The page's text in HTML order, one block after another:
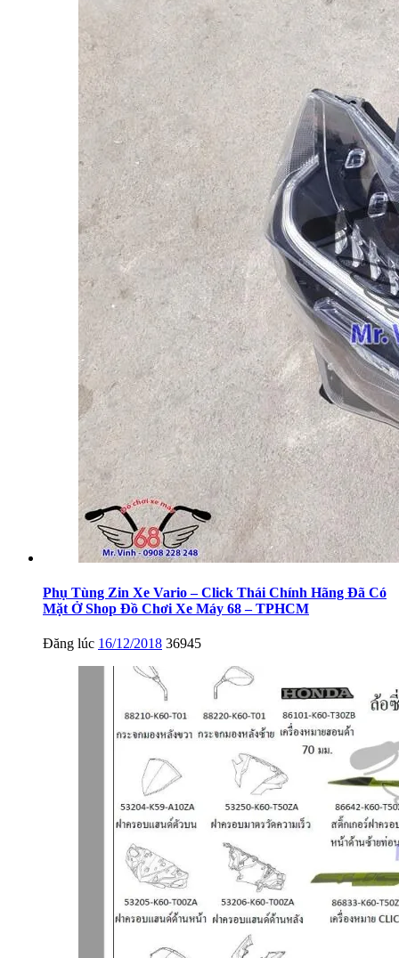
Phụ Tùng Zin Xe Vario – Click Thái Chính Hãng Đã Có
Mặt Ở Shop Đồ Chơi Xe Máy 68 – TPHCM
Đăng lúc 16/12/2018 36945